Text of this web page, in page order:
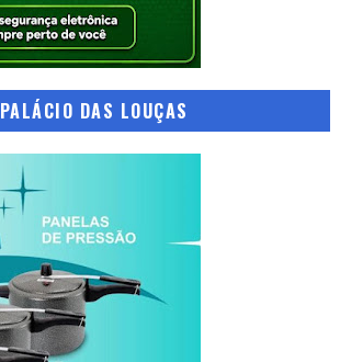
PALÁCIO DAS LOUÇAS